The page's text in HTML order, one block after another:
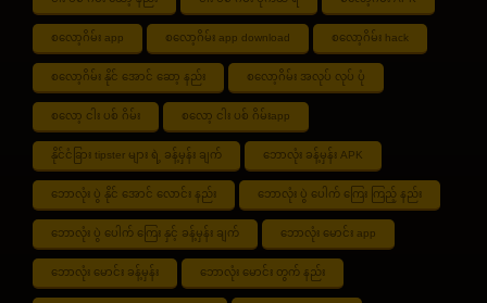
စလော့ဂိမ်း app စလော့ဂိမ်း app download စလော့ဂိမ်း hack
စလော့ဂိမ်း နိုင် အောင် ဆော့ နည်း စလော့ဂိမ်း အလုပ် လုပ် ပုံ
စလော့ ငါး ပစ် ဂိမ်း စလော့ ငါး ပစ် ဂိမ်းapp
နိုင်ငံခြား tipster များ ရဲ့ ခန့်မှန်း ချက် ဘောလုံး ခန့်မှန်း APK
ဘောလုံး ပွဲ နိုင် အောင် လောင်း နည်း ဘောလုံး ပွဲ ပေါက် ကြေး ကြည့် နည်း
ဘောလုံး ပွဲ ပေါက် ကြေး နှင့် ခန့်မှန်း ချက် ဘောလုံး မောင်း app
ဘောလုံး မောင်း ခန့်မှန်း ဘောလုံး မောင်း တွက် နည်း